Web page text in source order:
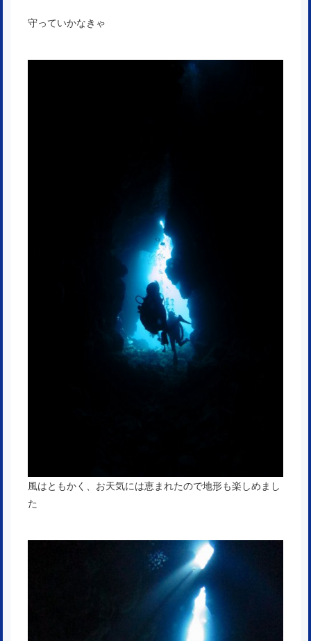
守っていかなきゃ
風はともかく、お天気には恵まれたので地形も楽しめまし
た